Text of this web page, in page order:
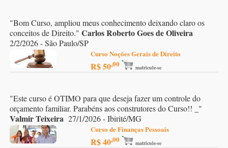
"Bom Curso, ampliou meus conhecimento deixando claro os
conceitos de Direito." Carlos Roberto Goes de Oliveira
2/2/2026 - São Paulo/SP
Curso Noções Gerais de Direito
R$ 50,00 matricule-se
"Este curso é OTIMO para que deseja fazer um controle do
orçamento familiar. Parabéns aos construtores do Curso!! _ "
Valmir Teixeira 27/1/2026 - Ibirité/MG
Curso de Finanças Pessoais
R$ 40,00 matricule-se